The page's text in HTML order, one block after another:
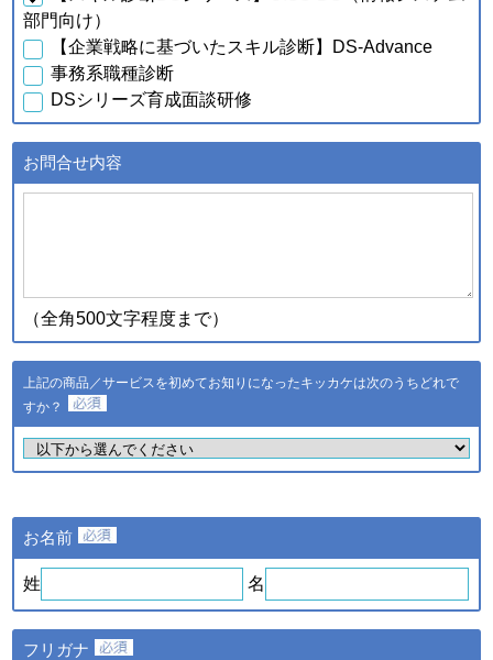
トなどをお届けするため
・当フォーラム取扱商品の発
案内のため
用者が診断結果データを利用
として適時スキル診断システ
ｄ．全国スキル調査へのご
協力に伴い取得した個人情
報
断結果は、統計的に処理した
適時スキル診断システムに反
映されます
ｅ．セミナー・展示会等に
よびご連絡のため
品・サービスの提供・改良
や、新たなサービスを開発す
るため
部門向け）
【企業戦略に基づいたスキル診断】DS-Advance
事務系職種診断
DSシリーズ育成面談研修
お問合せ内容
（全角500文字程度まで）
上記の商品／サービスを初めてお知りになったキッカケは次のうちどれで
すか？
お名前
姓 名
フリガナ